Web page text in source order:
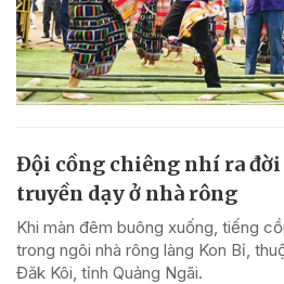
Đội cồng chiêng nhí ra đời
truyền dạy ở nhà rông
Khi màn đêm buông xuống, tiếng
trong ngôi nhà rông làng Kon Bỉ,
Đăk Kôi, tỉnh Quảng Ngãi.